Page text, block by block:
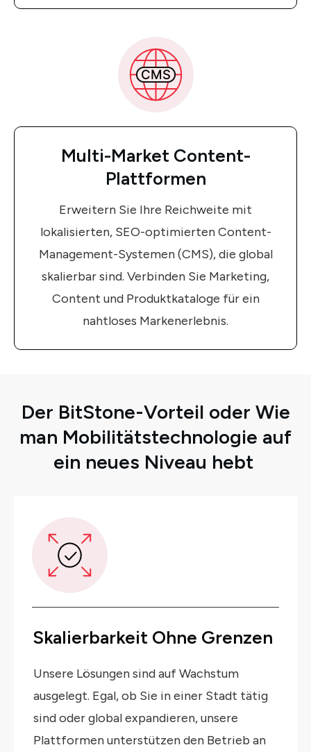
Multi-Market Content-
Plattformen
Erweitern Sie Ihre Reichweite mit
lokalisierten, SEO-optimierten Content-
Management-Systemen (CMS), die global
skalierbar sind. Verbinden Sie Marketing,
Content und Produktkataloge für ein
nahtloses Markenerlebnis.
Der BitStone-Vorteil oder Wie
man Mobilitätstechnologie auf
ein neues Niveau hebt
Skalierbarkeit Ohne Grenzen
Unsere Lösungen sind auf Wachstum
ausgelegt. Egal, ob Sie in einer Stadt tätig
sind oder global expandieren, unsere
Plattformen unterstützen den Betrieb an